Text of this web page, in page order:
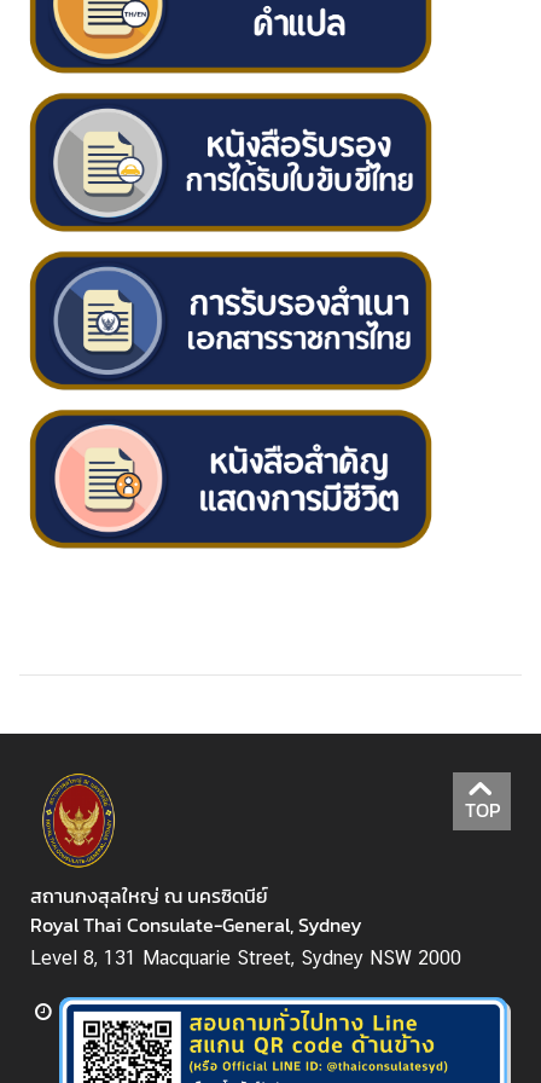
ก
ร
/
ป
ร
ะ
ก
า
ศ
เ
ว
ล
า
บ
ริ
วั
ห
ยุ
ด
ติ
ด
ต่
อ
:
TOP
สถานกงสุลใหญ่ ณ นครซิดนีย์
Royal Thai Consulate-General, Sydney
Level 8, 131 Macquarie Street, Sydney NSW 2000